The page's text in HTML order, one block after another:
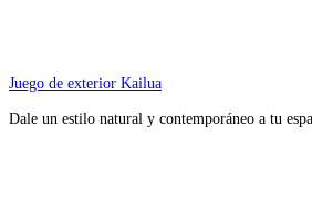
Juego de exterior Kailua
Dale un estilo natural y contemporáneo a tu